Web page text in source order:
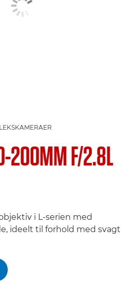
200MM F/2.8L
i L-serien med
ideelt til forhold med svagt